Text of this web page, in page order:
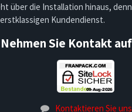
über die Installation hinaus, denn
Kundendienst.
Nehmen Sie Kontakt auf
Kontaktieren Sie uns